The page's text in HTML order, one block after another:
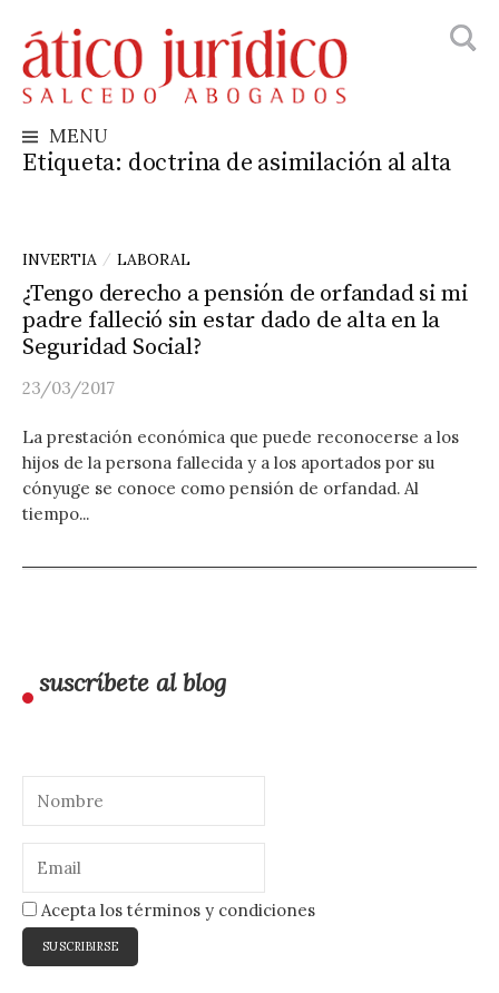
to
content
MENU
Etiqueta: doctrina de asimilación al alta
INVERTIA / LABORAL
¿Tengo derecho a pensión de orfandad si mi
padre falleció sin estar dado de alta en la
Seguridad Social?
23/03/2017
La prestación económica que puede reconocerse a los
hijos de la persona fallecida y a los aportados por su
cónyuge se conoce como pensión de orfandad. Al
tiempo...
suscríbete al blog
Acepta los términos y condiciones